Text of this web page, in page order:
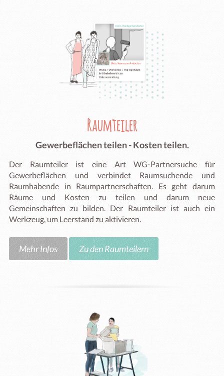
Raumteiler
Gewerbeflächen teilen - Kosten teilen.
Der Raumteiler ist eine Art WG-Partnersuche für
Gewerbeflächen und verbindet Raumsuchende und
Raumhabende in Raumpartnerschaften. Es geht darum
Räume und Kosten zu teilen und darum neue
Gemeinschaften zu bilden. Der Raumteiler ist auch ein
Werkzeug, um Leerstand zu aktivieren.
Mehr Infos Zu den Raumteilern